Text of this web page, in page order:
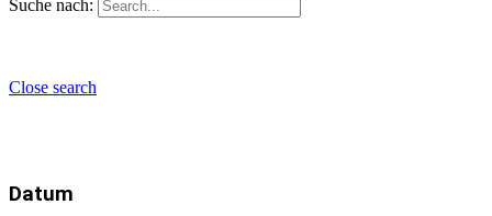
Suche nach:
Close search
Datum